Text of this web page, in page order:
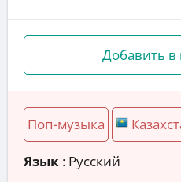
Добавить в
Поп-музыка
Язык : Русский